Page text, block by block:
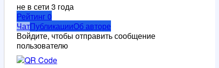
не в сети 3 года
Рейтинг0
ЧатПубликацииОб авторе
Войдите, чтобы отправить сообщение
пользователю